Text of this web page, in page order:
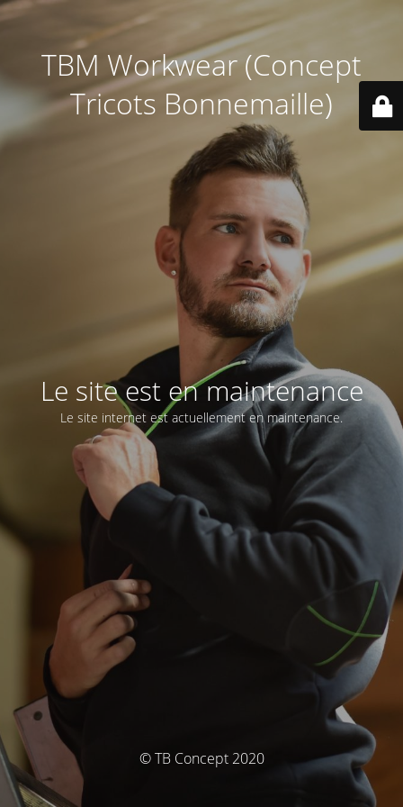
TBM Workwear (Concept
Tricots Bonnemaille)
Le site est en maintenance
Le site internet est actuellement en maintenance.
© TB Concept 2020